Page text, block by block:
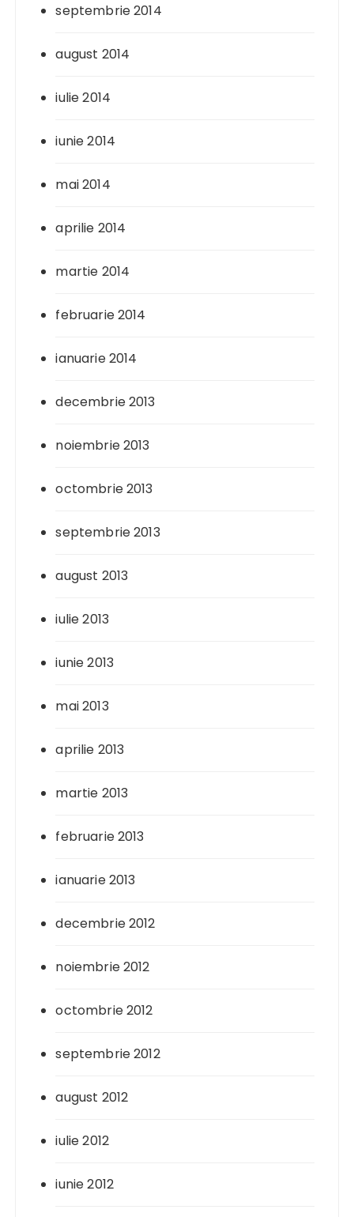
septembrie 2014
august 2014
iulie 2014
iunie 2014
mai 2014
aprilie 2014
martie 2014
februarie 2014
ianuarie 2014
decembrie 2013
noiembrie 2013
octombrie 2013
septembrie 2013
august 2013
iulie 2013
iunie 2013
mai 2013
aprilie 2013
martie 2013
februarie 2013
ianuarie 2013
decembrie 2012
noiembrie 2012
octombrie 2012
septembrie 2012
august 2012
iulie 2012
iunie 2012